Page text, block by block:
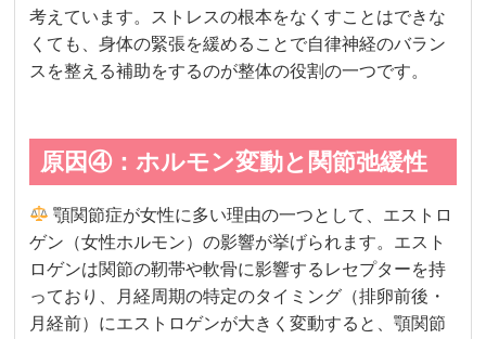
考えています。ストレスの根本をなくすことはできな
くても、身体の緊張を緩めることで自律神経のバラン
スを整える補助をするのが整体の役割の一つです。
原因④：ホルモン変動と関節弛緩性
顎関節症が女性に多い理由の一つとして、エストロ
ゲン（女性ホルモン）の影響が挙げられます。エスト
ロゲンは関節の靭帯や軟骨に影響するレセプターを持
っており、月経周期の特定のタイミング（排卵前後・
月経前）にエストロゲンが大きく変動すると、顎関節